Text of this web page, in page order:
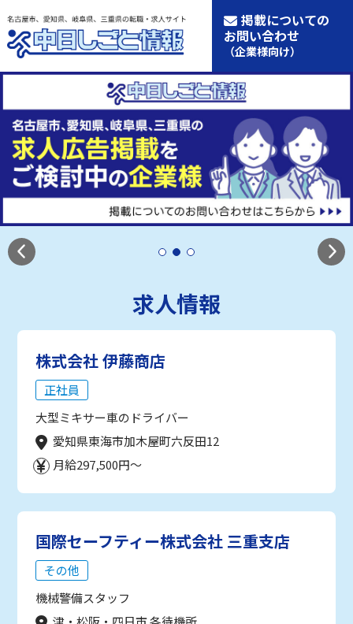
掲載についての
お問い合わせ
（企業様向け）
求人情報
株式会社 伊藤商店
正社員
大型ミキサー車のドライバー
愛知県東海市加木屋町六反田12
月給297,500円～
国際セーフティー株式会社 三重支店
その他
機械警備スタッフ